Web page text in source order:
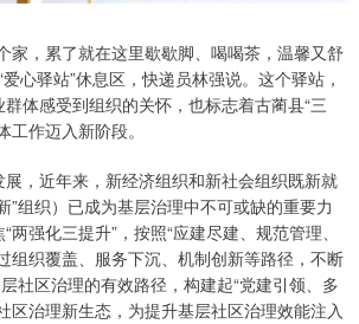
家，累了就在这里歇歇脚、喝喝茶，温馨又舒
心驿站”休息区，快递员林强说。这个驿站，
体感受到组织的关怀，也标志着古蔺县“三
工作迈入新阶段。
，近年来，新经济组织和新社会组织既新就
”组织）已成为基层治理中不可或缺的重要力
强化三提升”，按照“应建尽建、规范管理、
组织覆盖、服务下沉、机制创新等路径，不断
社区治理的有效路径，构建起“党建引领、多
区治理新生态，为提升基层社区治理效能注入